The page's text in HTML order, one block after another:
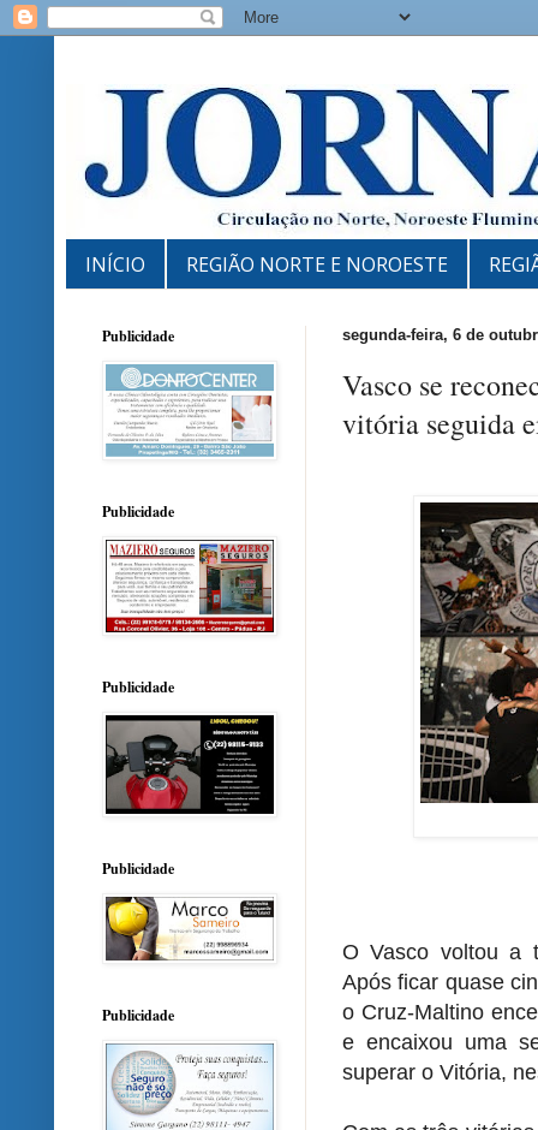
INÍCIO REGIÃO NORTE E NOROESTE
segunda-feira, 6 de
Vasco se
vitória seguida
O Vasco voltou a
Após ficar quase
o Cruz-Maltino
e encaixou uma
superar o Vitória,
Publicidade
Publicidade
Publicidade
Publicidade
Publicidade